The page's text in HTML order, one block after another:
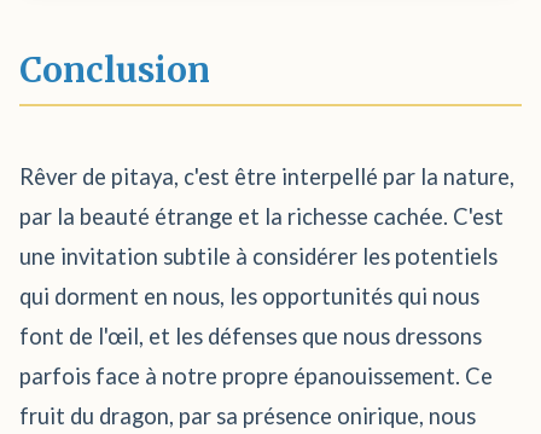
Conclusion
Rêver de pitaya, c'est être interpellé par la nature,
par la beauté étrange et la richesse cachée. C'est
une invitation subtile à considérer les potentiels
qui dorment en nous, les opportunités qui nous
font de l'œil, et les défenses que nous dressons
parfois face à notre propre épanouissement. Ce
fruit du dragon, par sa présence onirique, nous